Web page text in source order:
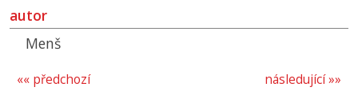
autor
Menš
následující »»
«« předchozí